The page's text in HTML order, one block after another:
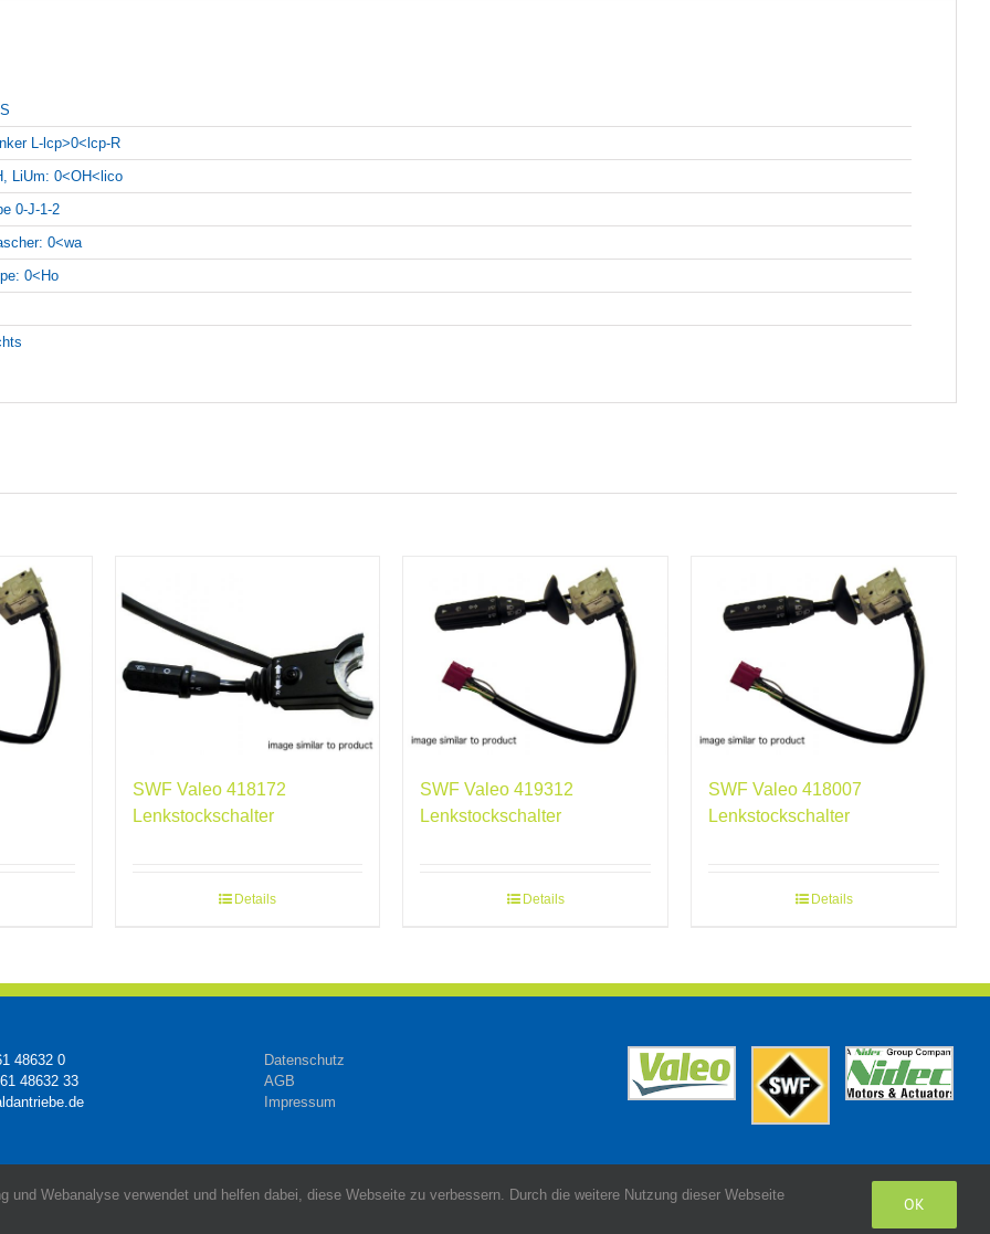
L-lcp>0<lcp-R
LiUm: 0<OH<lico
0-J-1-2
0<wa
0<Ho
SWF Valeo 418172
Lenkstockschalter
Details
SWF Valeo 419312
Lenkstockschalter
Details
SWF Valeo 418007
Lenkstockschalter
Details
48632 0
48632 33
Datenschutz
AGB
Impressum
Webanalyse verwendet und helfen dabei, diese Webseite zu verbessern. Durch die weitere Nutzung dieser Webseite
OK